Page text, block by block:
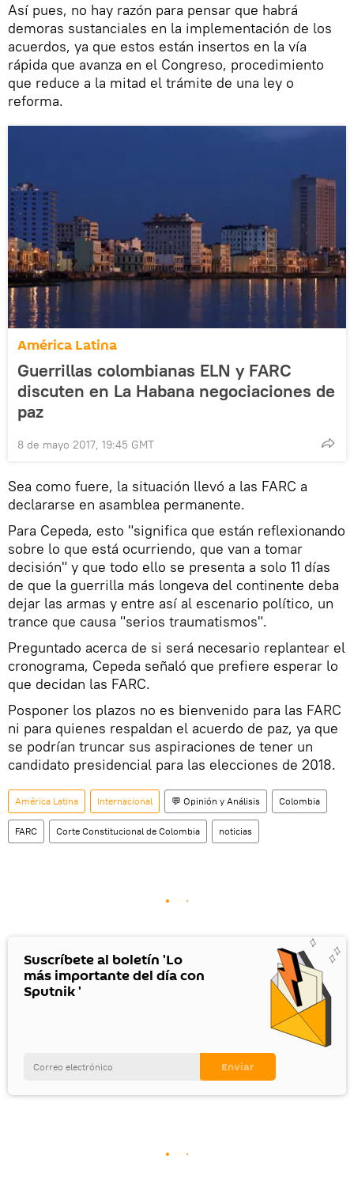
Así pues, no hay razón para pensar que habrá
demoras sustanciales en la implementación de los
acuerdos, ya que estos están insertos en la vía
rápida que avanza en el Congreso, procedimiento
que reduce a la mitad el trámite de una ley o
reforma.
América Latina
Guerrillas colombianas ELN y FARC
discuten en La Habana negociaciones de
paz
8 de mayo 2017, 19:45 GMT
Sea como fuere, la situación llevó a las FARC a
declararse en asamblea permanente.
Para Cepeda, esto "significa que están reflexionando
sobre lo que está ocurriendo, que van a tomar
decisión" y que todo ello se presenta a solo 11 días
de que la guerrilla más longeva del continente deba
dejar las armas y entre así al escenario político, un
trance que causa "serios traumatismos".
Preguntado acerca de si será necesario replantear el
cronograma, Cepeda señaló que prefiere esperar lo
que decidan las FARC.
Posponer los plazos no es bienvenido para las FARC
ni para quienes respaldan el acuerdo de paz, ya que
se podrían truncar sus aspiraciones de tener un
candidato presidencial para las elecciones de 2018.
América Latina Internacional 💬 Opinión y Análisis Colombia
FARC Corte Constitucional de Colombia noticias
Suscríbete al boletín 'Lo
más importante del día con
Sputnik '